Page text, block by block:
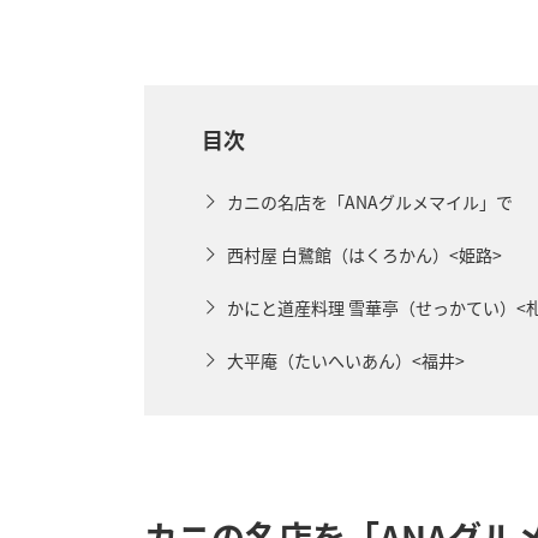
目次
カニの名店を「ANAグルメマイル」で
西村屋 白鷺館（はくろかん）<姫路>
かにと道産料理 雪華亭（せっかてい）<
大平庵（たいへいあん）<福井>